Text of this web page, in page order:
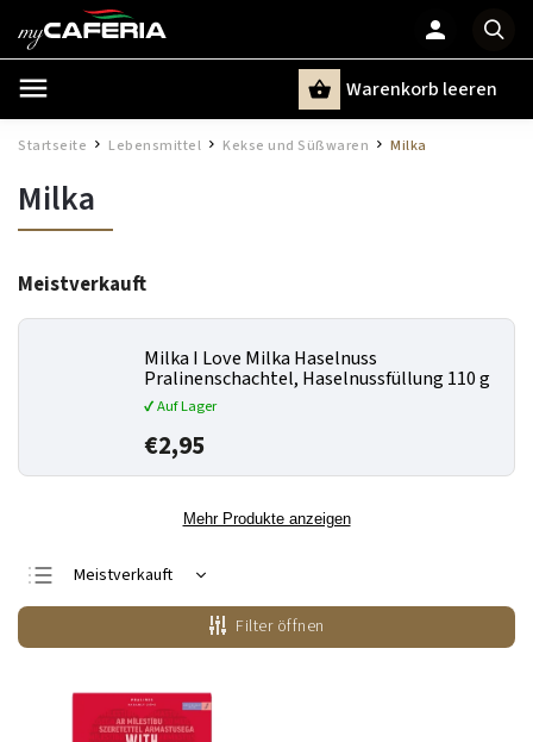
Warenkorb leeren
Startseite / Lebensmittel / Kekse und Süßwaren / Milka
Milka
Meistverkauft
Milka I Love Milka Haselnuss
Pralinenschachtel, Haselnussfüllung 110 g
✔ Auf Lager
€2,95
Mehr Produkte anzeigen
Meistverkauft
Günstigste
Teuerste
Alphabetisch
Filter öffnen